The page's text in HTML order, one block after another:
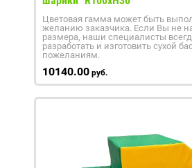
Цветовая гамма может быть
желанию заказчика. Если Вы не
размера, наши специалисты
разработать и изготовить сухой
пожеланиям.
10140.00 руб.